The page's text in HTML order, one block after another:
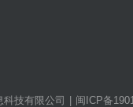
技有限公司 闽ICP备